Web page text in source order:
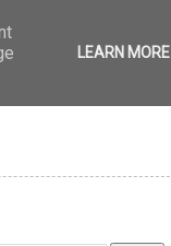
LEARN MORE